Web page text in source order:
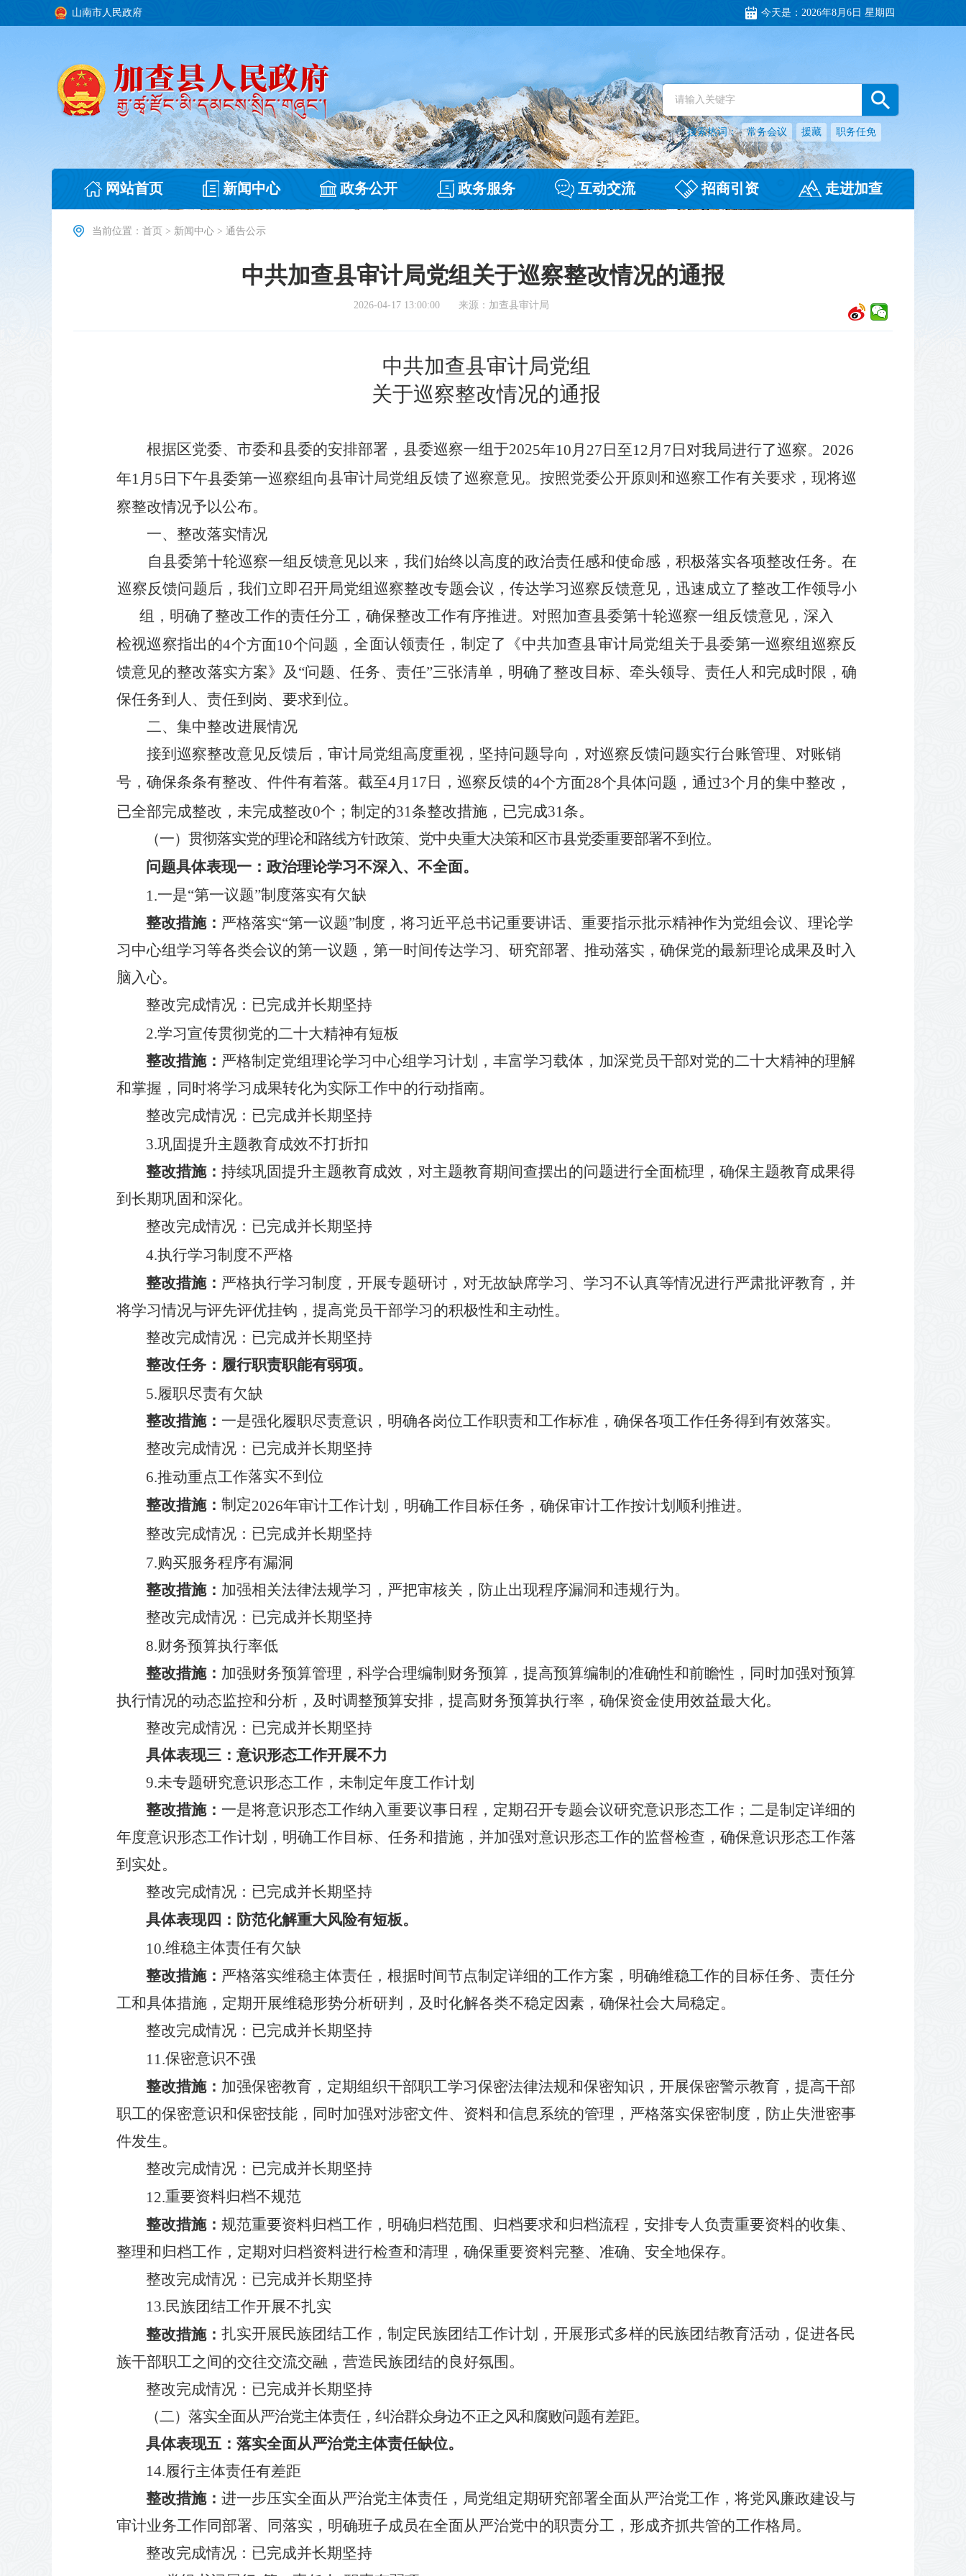
山南市人民政府 今天是： 2026年8月6日 星期四
搜索热词： 常务会议 援藏 职务任免
网站首页 新闻中心 政务公开 政务服务 互动交流 招商引资 走进加查
当前位置： 首页 > 新闻中心 > 通告公示
中共加查县审计局党组关于巡察整改情况的通报
2026-04-17 13:00:00 来源：加查县审计局
中共加查县审计局党组
关于巡察整改情况的通报
根据区党委、市委和县委的安排部署， 县委巡察一组于2025年10月 27 日至12月 7 日对我局进行了巡察。 2026
年1月 5 日下午县委第一巡察组向县审计局党组反馈了巡察意见。按照党委公开原则和巡察工作有关要求，现将巡
察整改情况予以公布。
一、整改落实情况
自县委第十轮巡察一组反馈意见以来，我们始终以高度的政治责任感和使命感，积极落实各项整改任务。在
巡察反馈问题后，我们立即召开局党组巡察整改专题会议，传达学习巡察反馈意见，迅速成立了整改工作领导小
组，明确了整改工作的责任分工，确保整改工作有序推进。对照加查县委第十轮巡察一组反馈意见， 深入
检视巡察指出的4个方面10个问题，全面认领责任， 制定了 《中共加查县审计局党组关于县委第一巡察组巡察反
馈意见的整改落实方案》及“问题、任务、责任”三张清单，明确了整改目标、牵头领导、责任人和完成时限，确
保任务到人、责任到岗、要求到位。
二、集中整改进展情况
接到巡察整改意见反馈后， 审计局党组高度重视，坚持问题导向，对巡察反馈问题实行台账管理、对账销
号，确保条条有整改、件件有着落。截至4月 17 日，巡察反馈的4个方面28个具体问题，通过3个月的集中整改，
已全部完成整改，未完成整改0个；制定的31条整改措施，已完成31条。
（一）贯彻落实党的理论和路线方针政策、党中央重大决策和区市县党委重要部署不到位。
问题具体表现一： 政治理论学习不深入、不全面。
1.一是“第一议题”制度落实有欠缺
整改措施： 严格落实“第一议题”制度，将习近平总书记重要讲话、重要指示批示精神作为党组会议、理论学
习中心组学习等各类会议的第一议题，第一时间传达学习、研究部署、推动落实，确保党的最新理论成果及时入
脑入心。
整改完成情况 ： 已完成并长期坚持
2.学习宣传贯彻党的二十大精神有短板
整改措施： 严格制定党组理论学习中心组学习计划，丰富学习载体，加深党员干部对党的二十大精神的理解
和掌握，同时将学习成果转化为实际工作中的行动指南。
整改完成情况 ： 已完成并长期坚持
3.巩固提升主题教育成效不打折扣
整改措施： 持续巩固提升主题教育成效，对主题教育期间查摆出的问题进行全面梳理，确保主题教育成果得
到长期巩固和深化。
整改完成情况 ： 已完成并长期坚持
4.执行学习制度不严格
整改措施： 严格执行学习制度，开展专题研讨，对无故缺席学习、学习不认真等情况进行严肃批评教育，并
将学习情况与评先评优挂钩，提高党员干部学习的积极性和主动性。
整改完成情况 ： 已完成并长期坚持
整改任务： 履行职责职能有弱项。
5.履职尽责有欠缺
整改措施： 一是强化履职尽责意识，明确各岗位工作职责和工作标准，确保各项工作任务得到有效落实。
整改完成情况 ： 已完成并长期坚持
6.推动重点工作落实不到位
整改措施： 制定2026年审计工作计划，明确工作目标任务，确保审计工作按计划顺利推进。
整改完成情况 ： 已完成并长期坚持
7.购买服务程序有漏洞
整改措施： 加强相关法律法规学习，严把审核关，防止出现程序漏洞和违规行为。
整改完成情况 ： 已完成并长期坚持
8.财务预算执行率低
整改措施： 加强财务预算管理，科学合理编制财务预算，提高预算编制的准确性和前瞻性，同时加强对预算
执行情况的动态监控和分析，及时调整预算安排，提高财务预算执行率，确保资金使用效益最大化。
整改完成情况 ： 已完成并长期坚持
具体表现三： 意识形态工作开展不力
9.未专题研究意识形态工作，未制定年度工作计划
整改措施： 一是将意识形态工作纳入重要议事日程，定期召开专题会议研究意识形态工作；二是制定详细的
年度意识形态工作计划，明确工作目标、任务和措施，并加强对意识形态工作的监督检查，确保意识形态工作落
到实处。
整改完成情况 ： 已完成并长期坚持
具体表现四： 防范化解重大风险有短板。
10.维稳主体责任有欠缺
整改措施： 严格落实维稳主体责任，根据时间节点制定详细的工作方案，明确维稳工作的目标任务、责任分
工和具体措施，定期开展维稳形势分析研判，及时化解各类不稳定因素，确保社会大局稳定。
整改完成情况 ： 已完成并长期坚持
11.保密意识不强
整改措施： 加强保密教育，定期组织干部职工学习保密法律法规和保密知识，开展保密警示教育，提高干部
职工的保密意识和保密技能，同时加强对涉密文件、资料和信息系统的管理，严格落实保密制度，防止失泄密事
件发生。
整改完成情况 ： 已完成并长期坚持
12.重要资料归档不规范
整改措施： 规范重要资料归档工作，明确归档范围、归档要求和归档流程，安排专人负责重要资料的收集、
整理和归档工作，定期对归档资料进行检查和清理，确保重要资料完整、准确、安全地保存。
整改完成情况 ： 已完成并长期坚持
13.民族团结工作开展不扎实
整改措施： 扎实开展民族团结工作，制定民族团结工作计划，开展形式多样的民族团结教育活动，促进各民
族干部职工之间的交往交流交融，营造民族团结的良好氛围。
整改完成情况 ： 已完成并长期坚持
（二）落实全面从严治党主体责任，纠治群众身边不正之风和腐败问题有差距。
具体表现五： 落实全面从严治党主体责任缺位。
14.履行主体责任有差距
整改措施： 进一步压实全面从严治党主体责任，局党组定期研究部署全面从严治党工作，将党风廉政建设与
审计业务工作同部署、同落实，明确班子成员在全面从严治党中的职责分工，形成齐抓共管的工作格局。
整改完成情况 ： 已完成并长期坚持